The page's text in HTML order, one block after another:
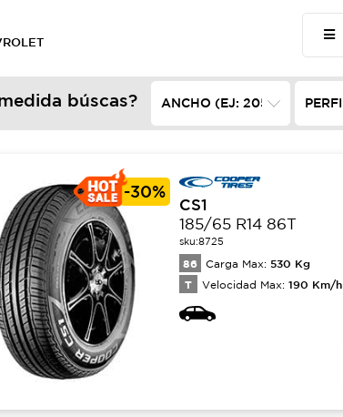
búscas?
-30%
CS1
185/65 R14 86T
sku:8725
86 Carga Max: 530 Kg
T Velocidad Max: 190 Km/h